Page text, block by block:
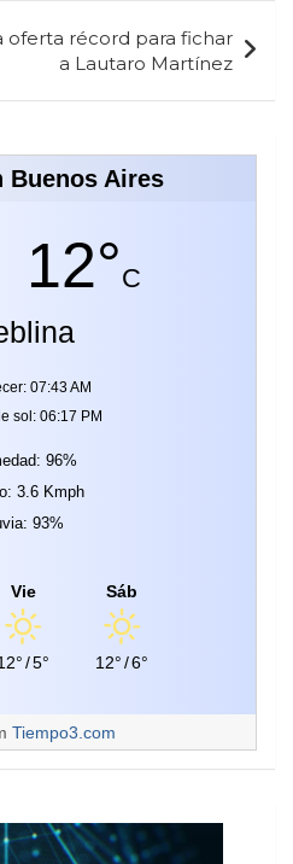
oferta récord para fichar
a Lautaro Martínez
Buenos Aires
12°C
07:43 AM
sol: 06:17 PM
96%
3.6 Kmph
93%
Vie
/5°
Sáb
12°/6°
Tiempo3.com